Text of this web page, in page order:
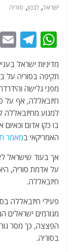
ישראל, לבנון, סוריה
W
at
s
A
p
p
T
el
e
g
ra
m
מדיניות ישראל
תקיפה בסוריה על
מפני גלישה
חיזבאללה, אף על
למנוע מחיזבאללה
בו כקו אדום וכאיום
האמריקאי במאמר
אך בעוד שישראל
על אדמת סוריה,
חיזבאללה.
פעילי חיזבאללה
מגורמים ישראלים
הפצצה, כך מסר
בסוריה.